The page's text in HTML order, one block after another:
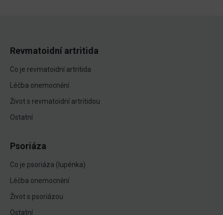
Revmatoidní artritida
Co je revmatoidní artritida
Léčba onemocnění
Život s revmatoidní artritidou
Ostatní
Psoriáza
Co je psoriáza (lupénka)
Léčba onemocnění
Život s psoriázou
Ostatní